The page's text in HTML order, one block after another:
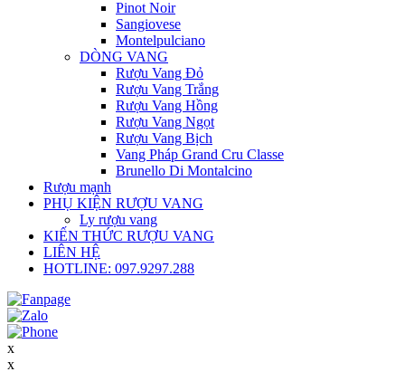
Pinot Noir
Sangiovese
Montelpulciano
DÒNG VANG
Rượu Vang Đỏ
Rượu Vang Trắng
Rượu Vang Hồng
Rượu Vang Ngọt
Rượu Vang Bịch
Vang Pháp Grand Cru Classe
Brunello Di Montalcino
Rượu mạnh
PHỤ KIỆN RƯỢU VANG
Ly rượu vang
KIẾN THỨC RƯỢU VANG
LIÊN HỆ
HOTLINE: 097.9297.288
x
x